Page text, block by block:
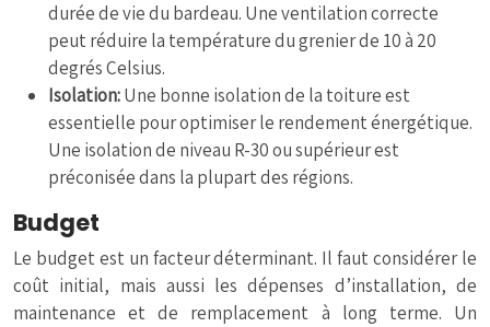
durée de vie du bardeau. Une ventilation correcte
peut réduire la température du grenier de 10 à 20
degrés Celsius.
Isolation:Une bonne isolation de la toiture est
essentielle pour optimiser le rendement énergétique.
Une isolation de niveau R-30 ou supérieur est
préconisée dans la plupart des régions.
Budget
Le budget est un facteur déterminant. Il faut considérer le
coût initial, mais aussi les dépenses d’installation, de
maintenance et de remplacement à long terme. Un